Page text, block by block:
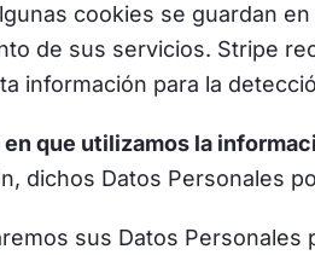
cookies se guardan
de sus servicios. Stripe
información para la
en que utilizamos la
dichos Datos Personales
sus Datos